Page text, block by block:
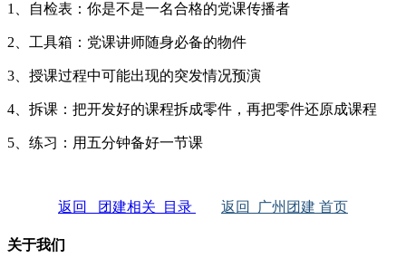
1、自检表：你是不是一名合格的党课传播者
2、工具箱：党课讲师随身必备的物件
3、授课过程中可能出现的突发情况预演
4、拆课：把开发好的课程拆成零件，再把零件还原成课程
5、练习：用五分钟备好一节课
返回 团建相关 目录 返回 广州团建 首页
关于我们